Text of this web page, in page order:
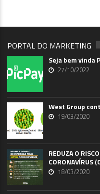
PORTAL DO MARKETING
Seja bem vinda
27/10/2022
West Group
19/03/2020
REDUZA O
CORONAVÍRUS
18/03/2020